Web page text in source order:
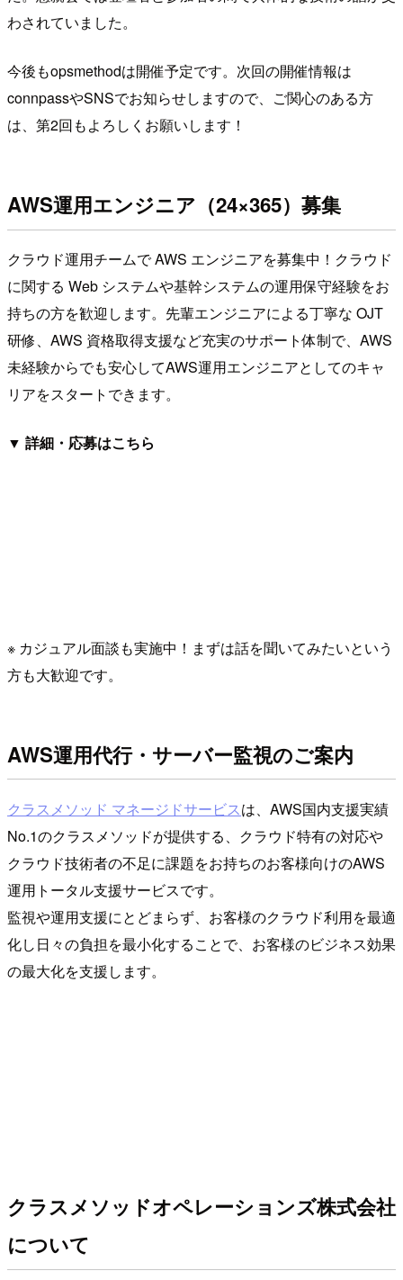
わされていました。
今後もopsmethodは開催予定です。次回の開催情報は
connpassやSNSでお知らせしますので、ご関心のある方
は、第2回もよろしくお願いします！
AWS運用エンジニア（24×365）募集
クラウド運用チームで AWS エンジニアを募集中！クラウド
に関する Web システムや基幹システムの運用保守経験をお
持ちの方を歓迎します。先輩エンジニアによる丁寧な OJT
研修、AWS 資格取得支援など充実のサポート体制で、AWS
未経験からでも安心してAWS運用エンジニアとしてのキャ
リアをスタートできます。
▼ 詳細・応募はこちら
※ カジュアル面談も実施中！まずは話を聞いてみたいという
方も大歓迎です。
AWS運用代行・サーバー監視のご案内
クラスメソッド マネージドサービスは、AWS国内支援実績
No.1のクラスメソッドが提供する、クラウド特有の対応や
クラウド技術者の不足に課題をお持ちのお客様向けのAWS
運用トータル支援サービスです。
監視や運用支援にとどまらず、お客様のクラウド利用を最適
化し日々の負担を最小化することで、お客様のビジネス効果
の最大化を支援します。
クラスメソッドオペレーションズ株式会社
について